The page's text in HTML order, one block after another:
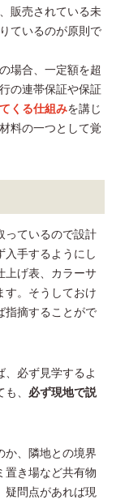
販売されている未
ているのが原則で
場合、一定額を超
の連帯保証や保証
くる仕組みを講じ
料の一つとして覚
っているので設計
入手するようにし
上げ表、カラーサ
す。そうしておけ
指摘することがで
、必ず見学するよ
、 必ず現地で説
か、隣地との境界
置き場など共有物
疑問点があれば現